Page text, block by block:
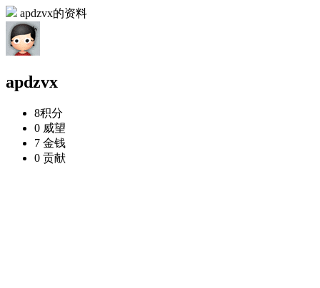
apdzvx的资料
apdzvx
8积分
0 威望
7 金钱
0 贡献